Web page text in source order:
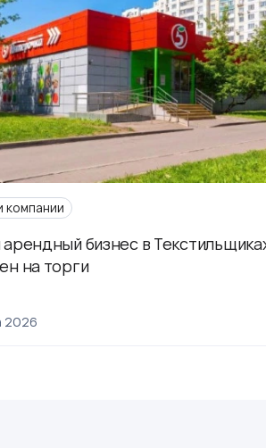
компании
бизнес в
на торги
2026